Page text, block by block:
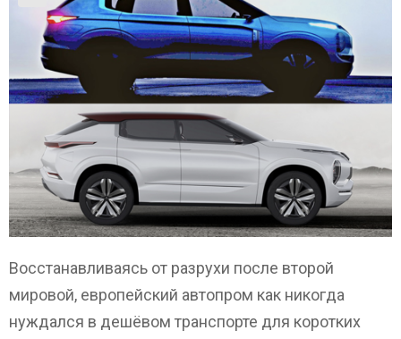
Восстанавливаясь от разрухи после второй
мировой, европейский автопром как никогда
нуждался в дешёвом транспорте для коротких